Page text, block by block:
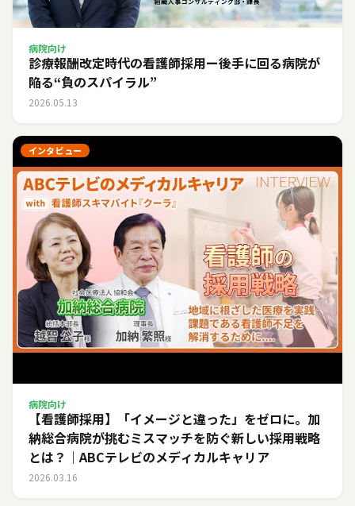
病院向け
診療報酬改定時代の看護師採用ー後手に回る病院が
陥る“負のスパイラル”
2026.05.13
インタビュー
病院向け
【看護師採用】「イメージと違った」をゼロに。加
納総合病院が挑むミスマッチを防ぐ新しい採用戦略
とは？｜ABCテレビのメディカルキャリア
2026.03.16